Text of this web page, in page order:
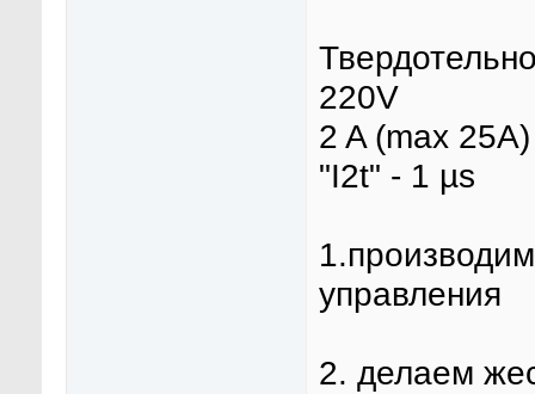
220V
2 A (max 25A)
"I2t" - 1 µs
управления
2. делаем